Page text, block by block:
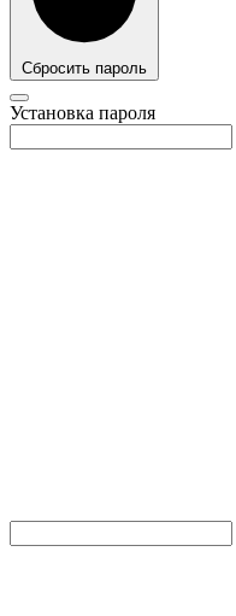
Сбросить пароль
Установка пароля